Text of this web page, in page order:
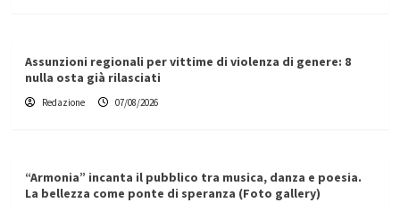
Assunzioni regionali per vittime di violenza di genere: 8
nulla osta già rilasciati
Redazione 07/08/2026
“Armonia” incanta il pubblico tra musica, danza e poesia.
La bellezza come ponte di speranza (Foto gallery)